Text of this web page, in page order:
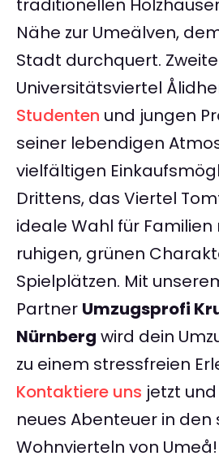
traditionellen
Nähe zur Umeälven,
Stadt durchquert.
Universitätsviertel
Studenten und jungen
seiner lebendigen
vielfältigen
Drittens, das Viertel
ideale Wahl für
ruhigen, grünen
Spielplätzen. Mit
Partner Umzugsprofi
Nürnberg wird dein
zu einem stressfreien
Kontaktiere uns jetzt
neues Abenteuer in den
Wohnvierteln von Umeå!